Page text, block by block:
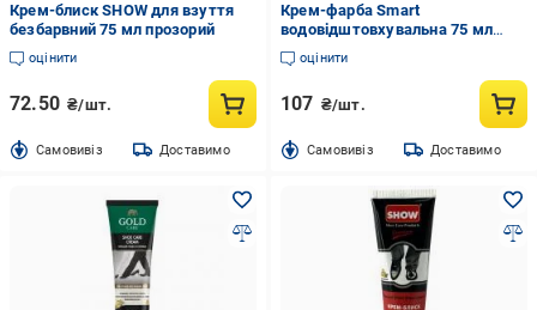
Крем-блиск SHOW для взуття
безбарвний 75 мл прозорий
оцінити
72.50 ₴/шт.
Cамовивіз Доставимо
Крем-фарба Smart
водовідштовхувальна 75 мл
білий
оцінити
107 ₴/шт.
Cамовивіз Доставимо